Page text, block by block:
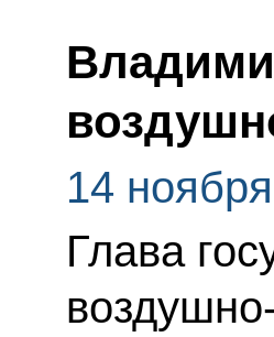
14
Глава